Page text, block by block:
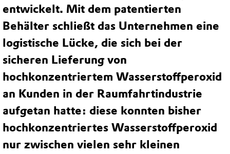
entwickelt. Mit dem patentierten
Behälter schließt das Unternehmen eine
logistische Lücke, die sich bei der
sicheren Lieferung von
hochkonzentriertem Wasserstoffperoxid
an Kunden in der Raumfahrtindustrie
aufgetan hatte: diese konnten bisher
hochkonzentriertes Wasserstoffperoxid
nur zwischen vielen sehr kleinen